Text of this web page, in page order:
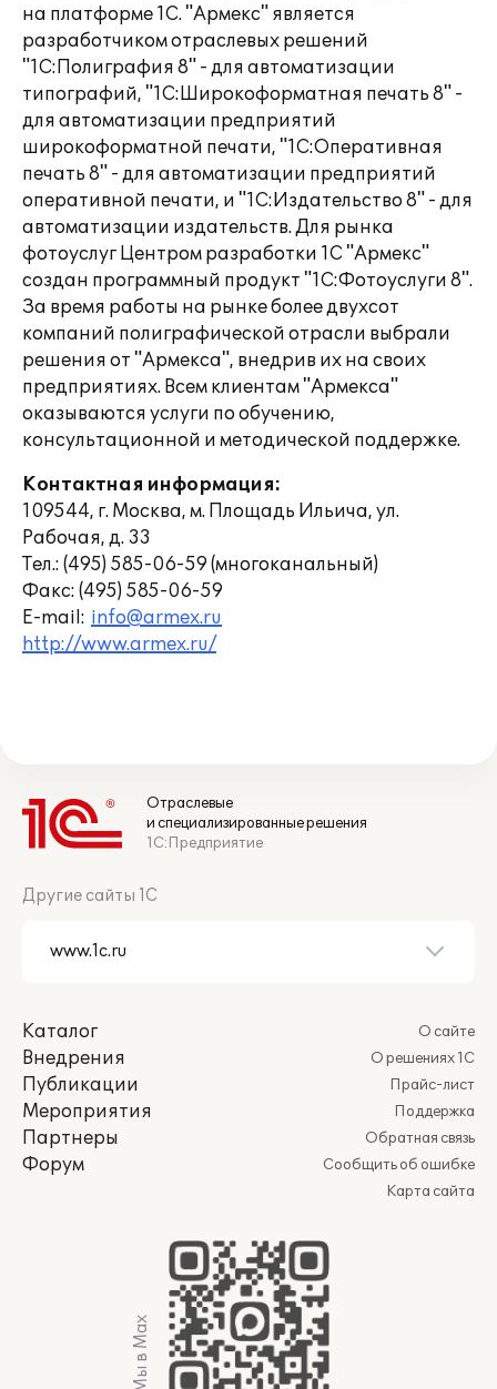
на платформе 1С. "Армекс" является
разработчиком отраслевых решений
"1С:Полиграфия 8" - для автоматизации
типографий, "1С:Широкоформатная печать 8" -
для автоматизации предприятий
широкоформатной печати, "1С:Оперативная
печать 8" - для автоматизации предприятий
оперативной печати, и "1С:Издательство 8" - для
автоматизации издательств. Для рынка
фотоуслуг Центром разработки 1С "Армекс"
создан программный продукт "1С:Фотоуслуги 8".
За время работы на рынке более двухсот
компаний полиграфической отрасли выбрали
решения от "Армекса", внедрив их на своих
предприятиях. Всем клиентам "Армекса"
оказываются услуги по обучению,
консультационной и методической поддержке.
Контактная информация:
109544, г. Москва, м. Площадь Ильича, ул.
Рабочая, д. 33
Тел.: (495) 585-06-59 (многоканальный)
Факс: (495) 585-06-59
E-mail: info@armex.ru
http://www.armex.ru/
Отраслевые
и специализированные решения
1С:Предприятие
Другие сайты 1С
Каталог
Внедрения
Публикации
Мероприятия
Партнеры
Форум
О сайте
О решениях 1С
Прайс-лист
Поддержка
Обратная связь
Сообщить об ошибке
Карта сайта
Мы в Max